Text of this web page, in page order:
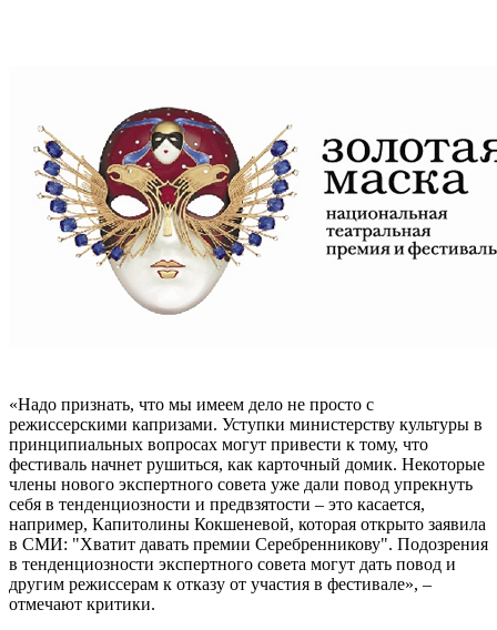
«Надо признать, что мы имеем дело не просто с
режиссерскими капризами. Уступки министерству культуры в
принципиальных вопросах могут привести к тому, что
фестиваль начнет рушиться, как карточный домик. Некоторые
члены нового экспертного совета уже дали повод упрекнуть
себя в тенденциозности и предвзятости – это касается,
например, Капитолины Кокшеневой, которая открыто заявила
в СМИ: "Хватит давать премии Серебренникову". Подозрения
в тенденциозности экспертного совета могут дать повод и
другим режиссерам к отказу от участия в фестивале», –
отмечают критики.